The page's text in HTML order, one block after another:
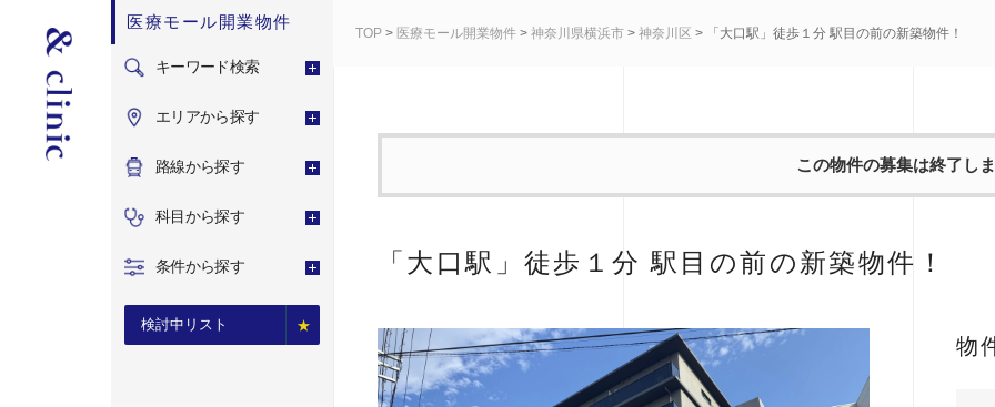
医療モール開業物件
キーワード検索
エリアから探す
路線から探す
科目から探す
条件から探す
検討中リスト
TOP > 医療モール開業物件 > 神奈川県横浜市 > 神奈川区 > 「大口駅」徒歩１分 駅目の前の新築物件！
この物件の募集は終了し
「大口駅」徒歩１分 駅目の前の新築物件！
物